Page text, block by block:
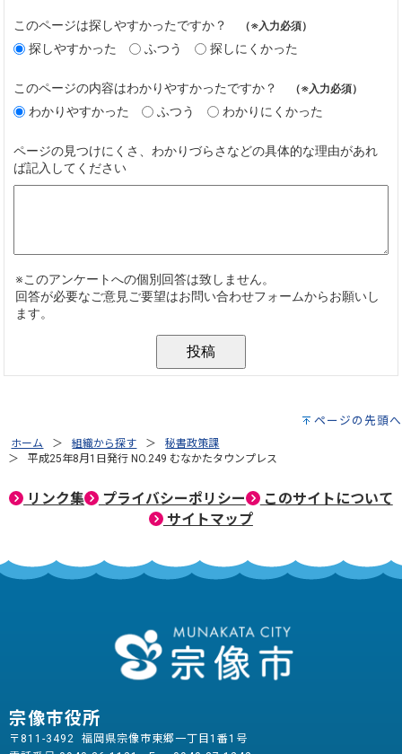
ページの先頭へ
ホーム 組織から探す
秘書政策課
平成25年8月1日発行 NO.249 むなかたタウンプレス
リンク集 プライバシーポリシー
このサイトについて
サイトマップ
宗像市役所
〒811-3492 福岡県宗像市東郷一丁目1番1号